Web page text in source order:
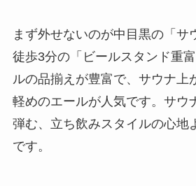
まず外せないのが中目黒の「サ
徒歩3分の「ビールスタンド重
ルの品揃えが豊富で、サウナ上
軽めのエールが人気です。サウ
弾む、立ち飲みスタイルの心地
です。